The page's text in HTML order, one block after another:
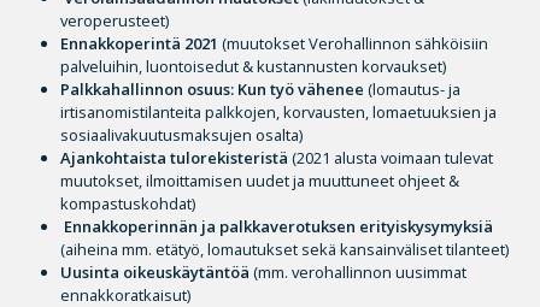
veroperusteet)
Ennakkoperintä 2021 (muutokset Verohallinnon sähköisiin
palveluihin, luontoisedut & kustannusten korvaukset)
Palkkahallinnon osuus: Kun työ vähenee (lomautus- ja
irtisanomistilanteita palkkojen, korvausten, lomaetuuksien ja
sosiaalivakuutusmaksujen osalta)
Ajankohtaista tulorekisteristä (2021 alusta voimaan tulevat
muutokset, ilmoittamisen uudet ja muuttuneet ohjeet &
kompastuskohdat)
Ennakkoperinnän ja palkkaverotuksen erityiskysymyksiä
(aiheina mm. etätyö, lomautukset sekä kansainväliset tilanteet)
Uusinta oikeuskäytäntöä (mm. verohallinnon uusimmat
ennakkoratkaisut)